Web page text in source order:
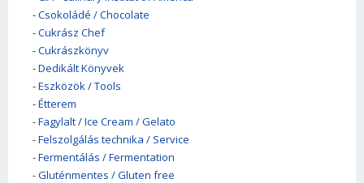
-Csokoládé / Chocolate
-Cukrász Chef
-Cukrászkönyv
-Dedikált Könyvek
-Eszközök / Tools
-Étterem
-Fagylalt / Ice Cream / Gelato
-Felszolgálás technika / Service
-Fermentálás / Fermentation
-Gluténmentes / Gluten free